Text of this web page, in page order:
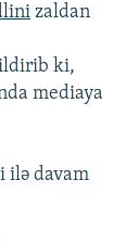
zaldan
ki,
mediaya
ilə davam